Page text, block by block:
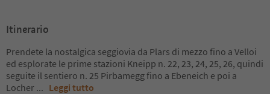
Itinerario
Prendete la nostalgica seggiovia da Plars di mezzo fino a Velloi
ed esplorate le prime stazioni Kneipp n. 22, 23, 24, 25, 26, quindi
seguite il sentiero n. 25 Pirbamegg fino a Ebeneich e poi a
Locher ... Leggi tutto